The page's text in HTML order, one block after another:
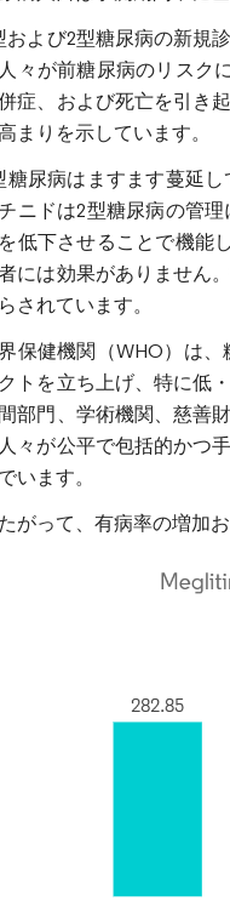
および2型糖尿病の新規
々が前糖尿病のリスク
症、および死亡を引き
まりを示しています。
糖尿病はますます蔓延
ニドは2型糖尿病の管
低下させることで機能
には効果がありません
されています。
保健機関（WHO）は
トを立ち上げ、特に低
部門、学術機関、慈善
々が公平で包括的かつ
います。
がって、有病率の増加